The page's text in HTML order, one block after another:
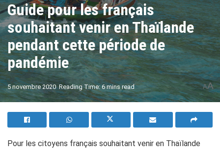
Guide pour les français
souhaitant venir en Thaïlande
pendant cette période de
pandémie
5 novembre 2020 Reading Time: 6 mins read AA
Pour les citoyens français souhaitant venir en Thaïlande